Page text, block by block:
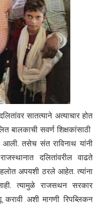
सातत्याने अत्याचार होत
बालकाची सवर्ण शिक्षकांसाठी
आली. तसेच संत राविनाथ यांनी
दलितांवरील वाढते
अपयशी ठरले आहेत. त्यांना
त्यामुळे राजसथन सरकार
अशी मागणी रिपब्लिकन